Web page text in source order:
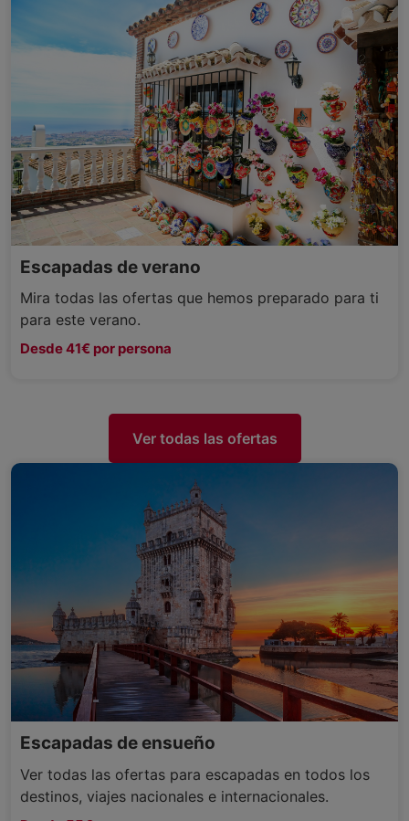
Escapadas de verano
Mira todas las ofertas que hemos preparado para ti
para este verano.
Desde 41€ por persona
Ver todas las ofertas
Escapadas de ensueño
Ver todas las ofertas para escapadas en todos los
destinos, viajes nacionales e internacionales.